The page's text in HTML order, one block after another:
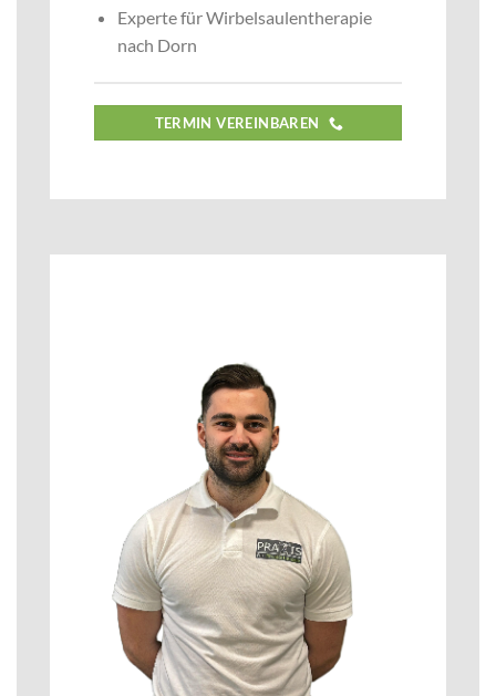
Experte für Wirbelsaulentherapie
nach Dorn
TERMIN VEREINBAREN